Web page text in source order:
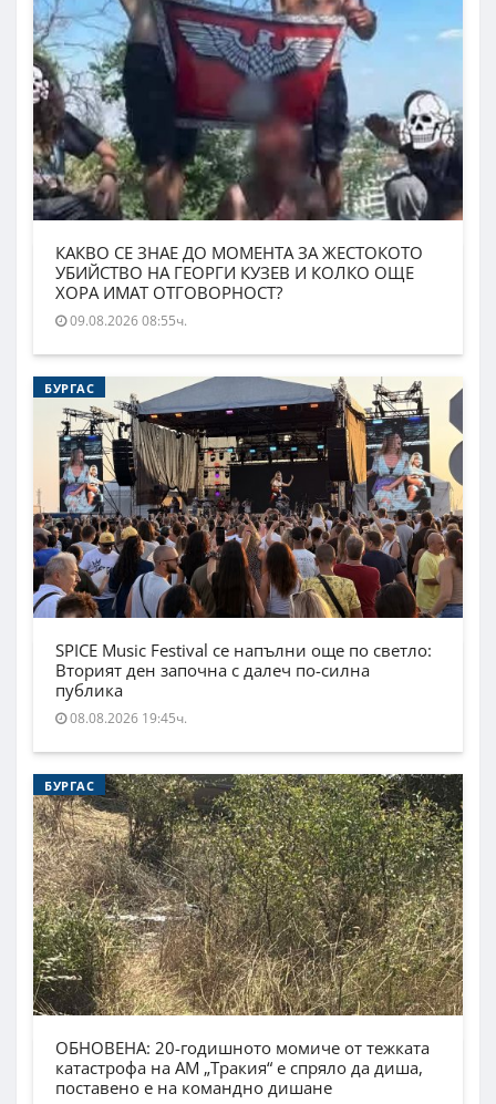
КАКВО СЕ ЗНАЕ ДО МОМЕНТА ЗА ЖЕСТОКОТО
УБИЙСТВО НА ГЕОРГИ КУЗЕВ И КОЛКО ОЩЕ
ХОРА ИМАТ ОТГОВОРНОСТ?
09.08.2026 08:55ч.
БУРГАС
SPICE Music Festival се напълни още по светло:
Вторият ден започна с далеч по-силна
публика
08.08.2026 19:45ч.
БУРГАС
ОБНОВЕНА: 20-годишното момиче от тежката
катастрофа на АМ „Тракия“ е спряло да диша,
поставено е на командно дишане